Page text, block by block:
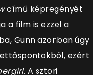
című képregényét
a film is ezzel a
Gunn azonban úgy
ezért
. A sztori